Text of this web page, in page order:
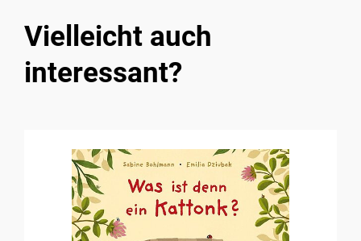
Vielleicht auch
interessant?